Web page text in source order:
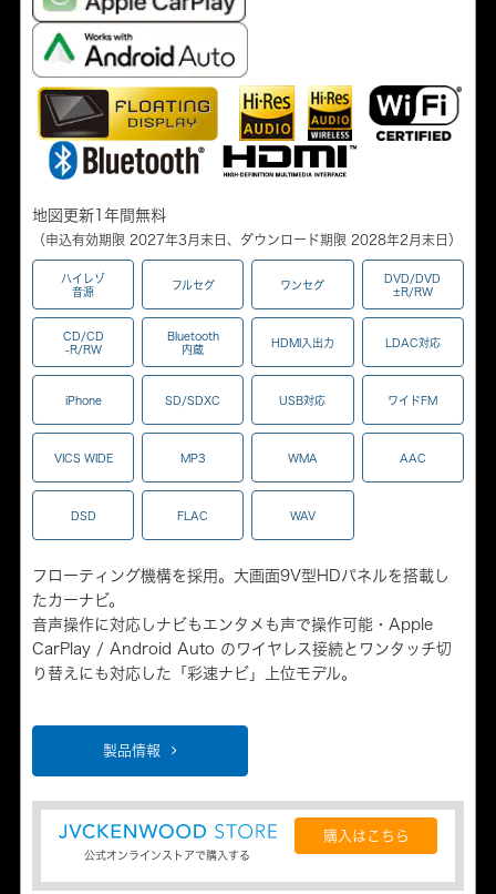
地図更新1年間無料
（申込有効期限 2027年3月末日、ダウンロード期限 2028年2月末日）
ハイレゾ
音源
フルセグ ワンセグ
DVD/DVD
±R/RW
CD/CD
-R/RW
Bluetooth
内蔵
HDMI入出力 LDAC対応
iPhone SD/SDXC USB対応 ワイドFM
VICS WIDE MP3 WMA AAC
DSD FLAC WAV
フローティング機構を採用。大画面9V型HDパネルを搭載し
たカーナビ。
音声操作に対応しナビもエンタメも声で操作可能・Apple
CarPlay / Android Auto のワイヤレス接続とワンタッチ切
り替えにも対応した「彩速ナビ」上位モデル。
製品情報
公式オンラインストアで購入する
購入はこちら